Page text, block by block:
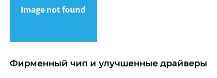
Фирменный чип и улучшенные драйверы